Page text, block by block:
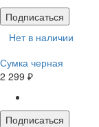
Подписаться
Нет в наличии
Сумка черная
2 299 ₽
Подписаться